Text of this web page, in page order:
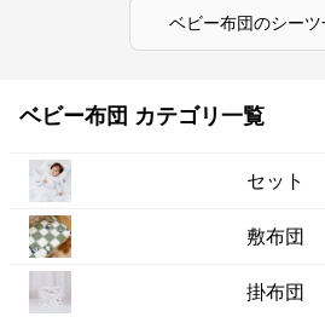
ベビー布団のシーツ
ベビー布団 カテゴリ一覧
セット
敷布団
掛布団